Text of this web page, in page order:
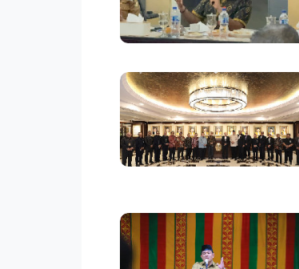
(21/4/2026).
disampaikan langsung dalam
di Jakarta, Selasa (12/8/2025).